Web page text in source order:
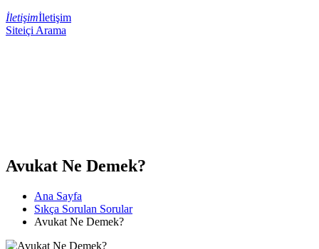
İletişimİletişim
Siteiçi Arama
Avukat Ne Demek?
Ana Sayfa
Sıkça Sorulan Sorular
Avukat Ne Demek?